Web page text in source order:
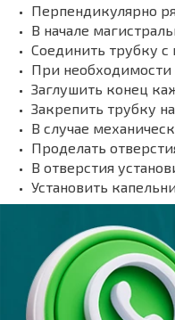
Перпендикулярно
В начале
Соединить трубку
При
Заглушить конец
Закрепить трубку
В случае
Проделать
В отверстия
Установить